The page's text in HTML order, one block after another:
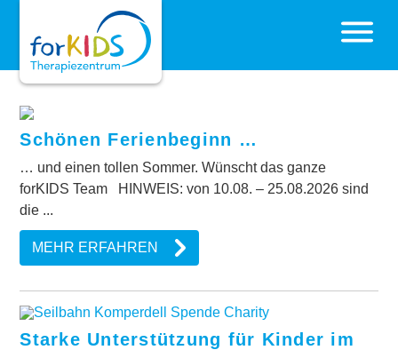
AKTUELLES
Schönen Ferienbeginn …
… und einen tollen Sommer. Wünscht das ganze
forKIDS Team HINWEIS: von 10.08. – 25.08.2026 sind
die ...
MEHR ERFAHREN
Starke Unterstützung für Kinder im